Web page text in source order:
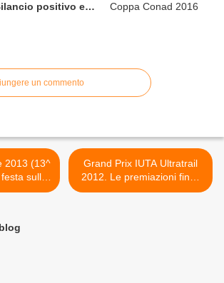
positivo e
un commento
sulla
e si
Grand Prix IUTA Ultratrail
2012. Le premiazioni finali
avranno luogo in occasione